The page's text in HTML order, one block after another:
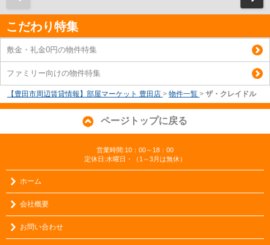
こだわり特集
敷金・礼金0円の物件特集
ファミリー向けの物件特集
【豊田市周辺賃貸情報】部屋マーケット 豊田店 > 物件一覧 > ザ・クレイドル
ページトップに戻る
営業時間:10：00～18：00
定休日:水曜日・（1～3月は無休）
ホーム
会社概要
お問い合わせ